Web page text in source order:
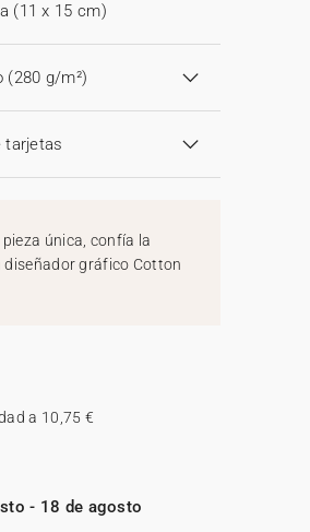
(11 x 15 cm)
(280 g/m²)
tarjetas
única, confía la
diseñador gráfico Cotton
a 10,75 €
- 18 de agosto